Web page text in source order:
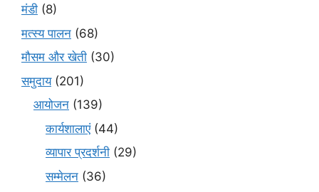
मंडी (8)
मत्स्य पालन (68)
मौसम और खेती (30)
समुदाय(201)
आयोजन (139)
कार्यशालाएं(44)
व्यापार प्रदर्शनी (29)
सम्मेलन (36)